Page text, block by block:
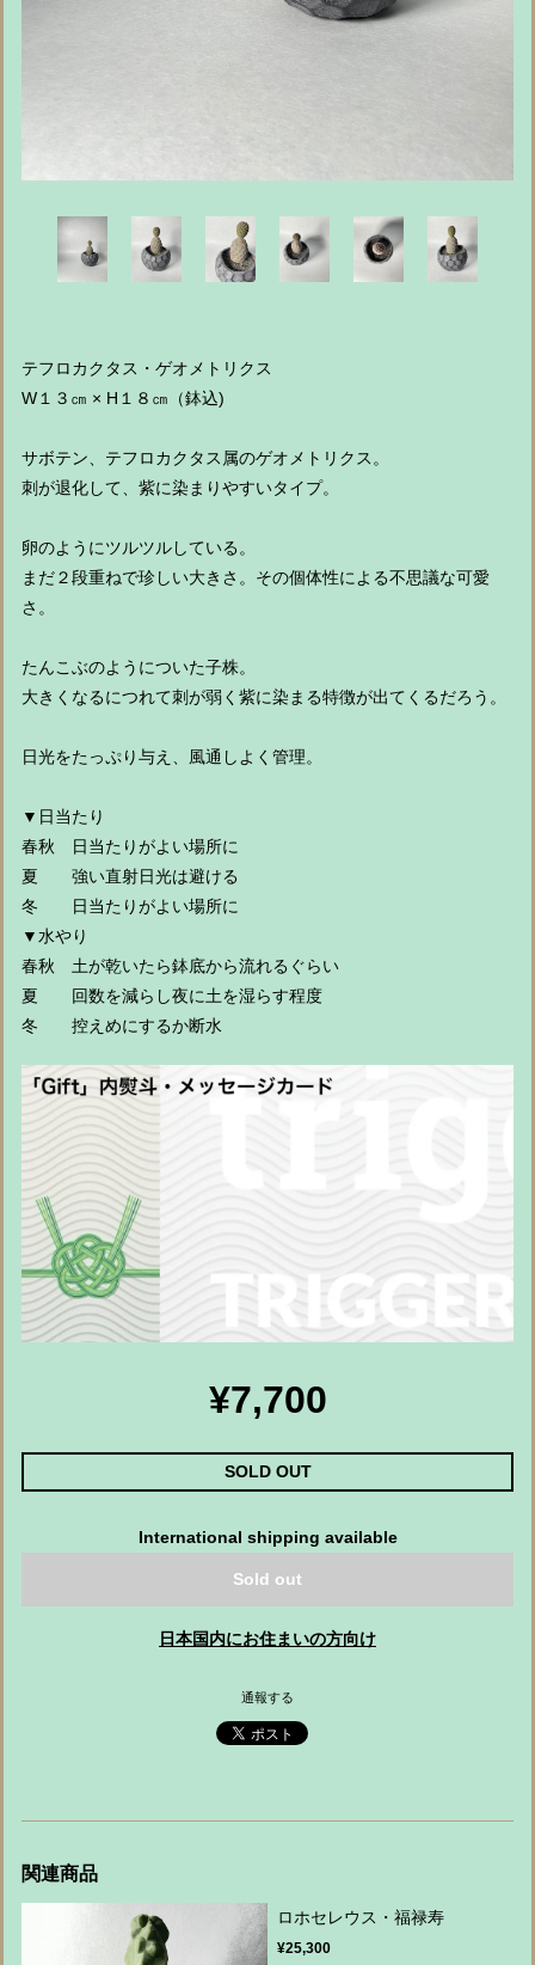
テフロカクタス・ゲオメトリクス
W１３㎝ × H１８㎝（鉢込)
サボテン、テフロカクタス属のゲオメトリクス。
刺が退化して、紫に染まりやすいタイプ。
卵のようにツルツルしている。
まだ２段重ねで珍しい大きさ。その個体性による不思議な可愛
さ。
たんこぶのようについた子株。
大きくなるにつれて刺が弱く紫に染まる特徴が出てくるだろう。
日光をたっぷり与え、風通しよく管理。
▼日当たり
春秋 日当たりがよい場所に
夏 強い直射日光は避ける
冬 日当たりがよい場所に
▼水やり
春秋 土が乾いたら鉢底から流れるぐらい
夏 回数を減らし夜に土を湿らす程度
冬 控えめにするか断水
¥7,700
SOLD OUT
International shipping available
Sold out
日本国内にお住まいの方向け
通報する
関連商品
ロホセレウス・福禄寿
¥25,300